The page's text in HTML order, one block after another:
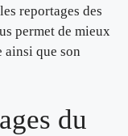
reportages des
permet de mieux
ainsi que son
du